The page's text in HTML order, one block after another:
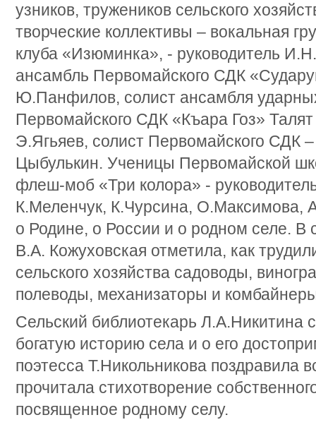
узников, тружеников сельского
творческие коллективы – вокальная
клуба «Изюминка», - руководитель
ансамбль Первомайского СДК
Ю.Панфилов, солист ансамбля
Первомайского СДК «Къара Гоз»
Э.Ягьяев, солист Первомайского СДК
Цыбулькин. Ученицы Первомайской
флеш-моб «Три колора» -
К.Меленчук, К.Чурсина, О.Максимова,
о Родине, о России и о родном селе.
В.А. Кожуховская отметила, как
сельского хозяйства садоводы,
полеводы, механизаторы и
Сельский библиотекарь Л.А.Никитина
богатую историю села и о его
поэтесса Т.Никольникова поздравила
прочитала стихотворение
посвященное родному селу.